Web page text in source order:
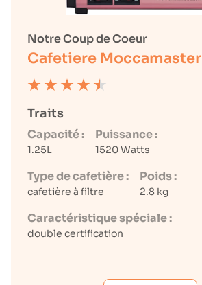
Notre Coup de Coeur
Cafetiere Moccamaster
Traits
Capacité :
1.25L
Puissance :
1520 Watts
Type de cafetière :
cafetière à filtre
Poids :
2.8 kg
Caractéristique spéciale :
double certification